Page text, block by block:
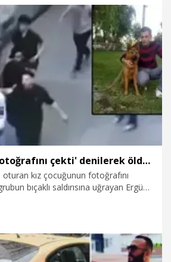
E., tedavisinin ardından gözaltına
tamamlanan şüpheli, sevk
kontrol şartıyla serbest bırakıldı.
'Kız çocuğunun fotoğrafını çekti' denilerek öldürülmüştü; istinaf sonrası karar çıktı
oturan kız çocuğunun fotoğrafını
bıçaklı saldırısına uğrayan Ergün
Diğer 5 sanık ise 'Silahla kasten
cezası aldı.